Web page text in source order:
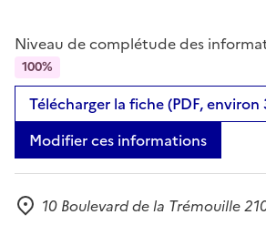
Niveau de complétude des
100%
Télécharger la fiche (PDF, environ
Modifier ces informations
10 Boulevard de la Trémouille